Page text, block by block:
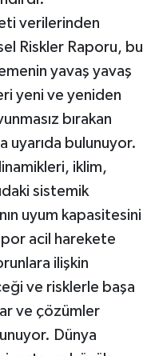
verilerinden
Riskler Raporu, bu
yavaş yavaş
yeni ve yeniden
bırakan
uyarıda bulunuyor.
iklim,
sistemik
uyum kapasitesini
acil harekete
ilişkin
ve risklerle başa
ve çözümler
Dünya